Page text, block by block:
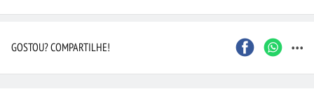
GOSTOU? COMPARTILHE! ...